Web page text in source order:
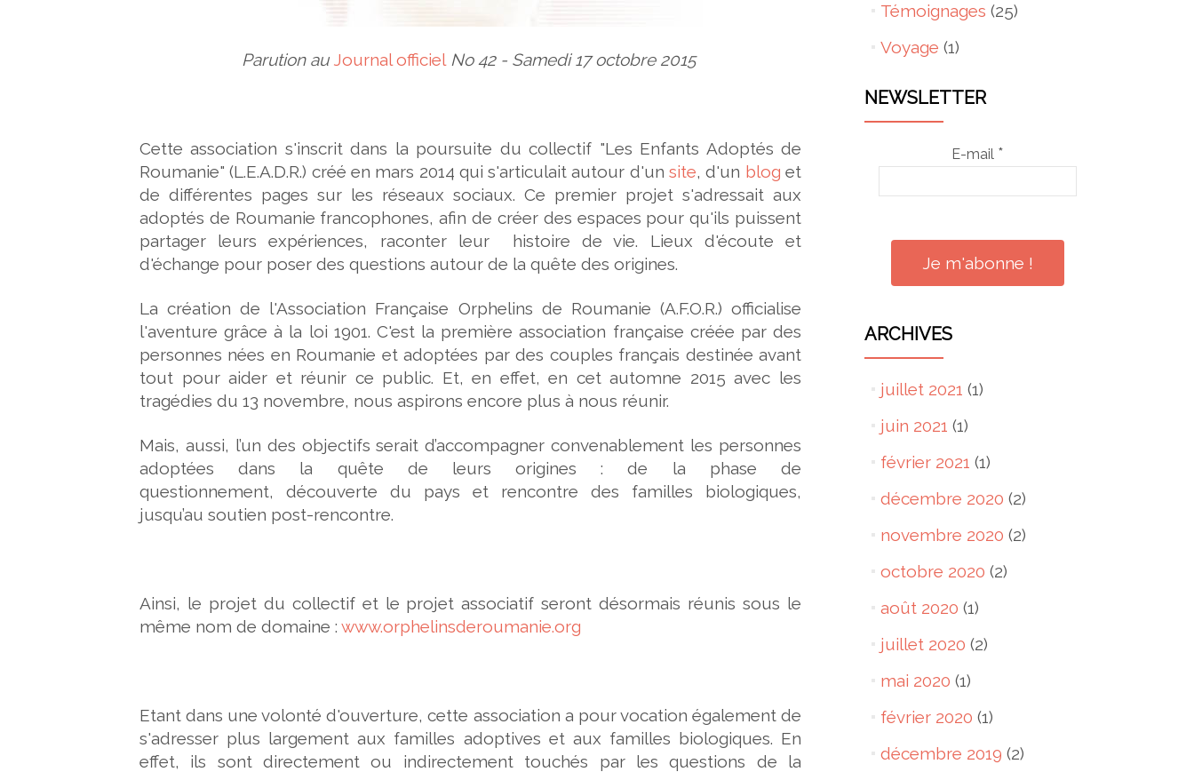
Parution au Journal officielNo 42 - Samedi 17 octobre 2015
Cette association s'inscrit dans la poursuite du collectif "Les Enfants Adoptés de
Roumanie" (L.E.A.D.R.) créé en mars 2014 qui s'articulait autour d'unsite, d'un blog et
de différentes pages sur les réseaux sociaux. Ce premier projet s'adressait aux
adoptés de Roumanie francophones, afin de créer des espaces pour qu'ils puissent
partager leurs expériences, raconter leur histoire de vie. Lieux d'écoute et
d'échange pour poser des questions autour de la quête des origines.
La création de l'Association Française Orphelins de Roumanie (A.F.O.R.) officialise
l'aventure grâce à la loi 1901. C'est la première association française créée par des
personnes nées en Roumanie et adoptées par des couples français destinée avant
tout pour aider et réunir ce public. Et, en effet, en cet automne 2015 avec les
tragédies du 13 novembre, nous aspirons encore plus à nous réunir.
Mais, aussi, l’un des objectifs serait d’accompagner convenablement les personnes
adoptées dans la quête de leurs origines : de la phase de
questionnement, découverte du pays et rencontre des familles biologiques,
jusqu’au soutien post-rencontre.
Ainsi, le projet du collectif et le projet associatif seront désormais réunis sous le
même nom de domaine : www.orphelinsderoumanie.org
Etant dans une volonté d'ouverture, cette association a pour vocation également de
s'adresser plus largement aux familles adoptives et aux familles biologiques. En
effet, ils sont directement ou indirectement touchés par les questions de la
Témoignages (25)
Voyage (1)
NEWSLETTER
E-mail *
ARCHIVES
juillet 2021 (1)
juin 2021 (1)
février 2021 (1)
décembre 2020 (2)
novembre 2020 (2)
octobre 2020 (2)
août 2020 (1)
juillet 2020 (2)
mai 2020 (1)
février 2020 (1)
décembre 2019 (2)